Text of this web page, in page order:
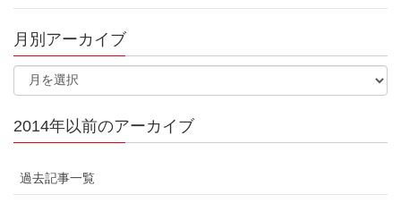
月別アーカイブ
2014年以前のアーカイブ
過去記事一覧